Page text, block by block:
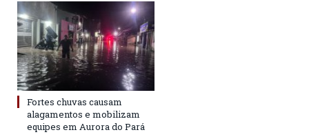
Fortes chuvas causam
alagamentos e mobilizam
equipes em Aurora do Pará